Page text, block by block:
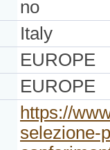
no
Italy
EUROPE
EUROPE
https://
selezione-